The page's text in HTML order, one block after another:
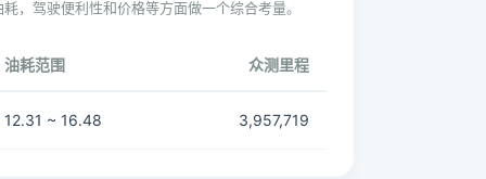
，驾驶便利性和价格等方面做一个综合考量。
油耗范围 众测里程
12.31 ~ 16.48 3,957,719